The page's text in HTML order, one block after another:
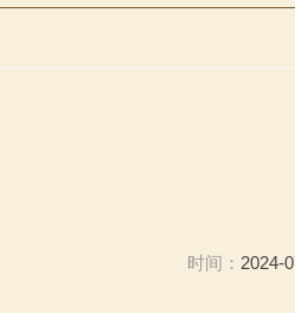
时间： 2024-